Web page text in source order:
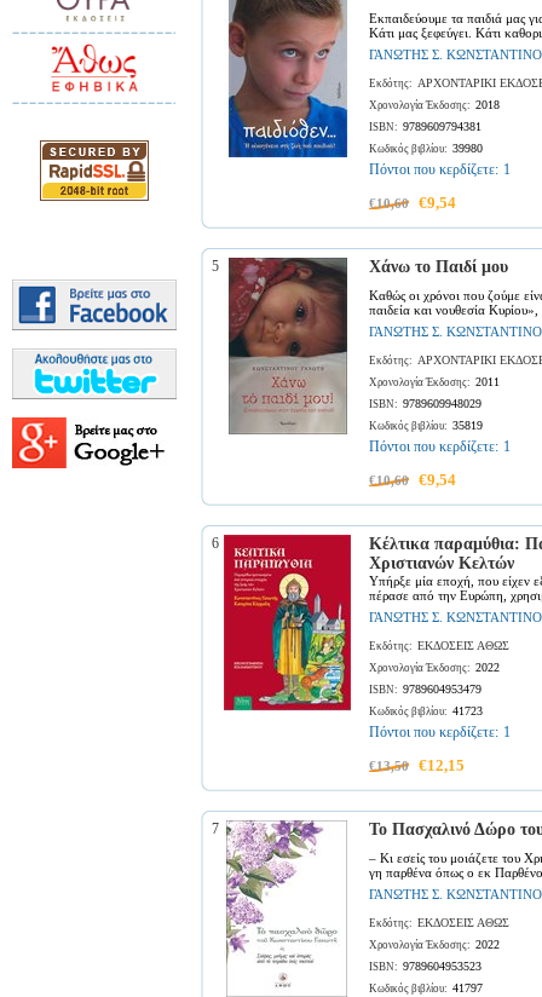
Εκπαιδεύουμε τα παιδιά μας
Κάτι μας ξεφεύγει. Κάτι
ΓΑΝΩΤΗΣ Σ.
Εκδότης: ΑΡΧΟΝΤΑΡΙΚΙ
Χρονολογία Έκδοσης: 2018
ISBN: 9789609794381
Κωδικός βιβλίου: 39980
Πόντοι που κερδίζετε: 1
€10,60 €9,54
5 Χάνω το Παιδί μου
Καθώς οι χρόνοι που ζούμε
παιδεία και νουθεσία
ΓΑΝΩΤΗΣ Σ.
Εκδότης: ΑΡΧΟΝΤΑΡΙΚΙ
Χρονολογία Έκδοσης: 2011
ISBN: 9789609948029
Κωδικός βιβλίου: 35819
Πόντοι που κερδίζετε: 1
€10,60 €9,54
6
Κέλτικα παραμύθια:
Χριστιανών Κελτών
Υπήρξε μία εποχή, που είχεν
πέρασε από την Ευρώπη,
ΓΑΝΩΤΗΣ Σ.
Εκδότης: ΕΚΔΟΣΕΙΣ ΑΘΩΣ
Χρονολογία Έκδοσης: 2022
ISBN: 9789604953479
Κωδικός βιβλίου: 41723
Πόντοι που κερδίζετε: 1
€13,50 €12,15
7 Το Πασχαλινό Δώρο
– Κι εσείς του μοιάζετε του
γη παρθένα όπως ο εκ
ΓΑΝΩΤΗΣ Σ.
Εκδότης: ΕΚΔΟΣΕΙΣ ΑΘΩΣ
Χρονολογία Έκδοσης: 2022
ISBN: 9789604953523
Κωδικός βιβλίου: 41797